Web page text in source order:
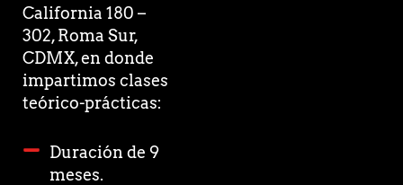
California 180 –
302, Roma Sur,
CDMX, en donde
impartimos clases
teórico-prácticas:
Duración de 9
meses.